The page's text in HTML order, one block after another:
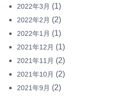
2022年3月 (1)
2022年2月 (2)
2022年1月 (1)
2021年12月 (1)
2021年11月 (2)
2021年10月 (2)
2021年9月 (2)